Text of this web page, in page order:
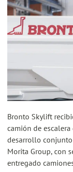
Bronto Skylift
camión de
desarrollo
Morita Group, con
entregado